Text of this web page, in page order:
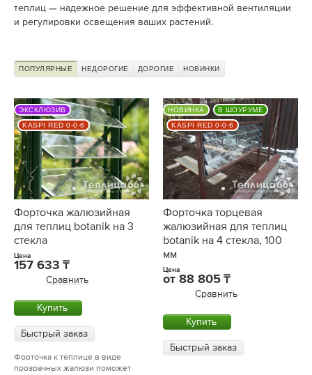
теплиц — надежное решение для эффективной вентиляции
и регулировки освещения ваших растений.
ПОПУЛЯРНЫЕ НЕДОРОГИЕ ДОРОГИЕ НОВИНКИ
Форточка жалюзийная
для теплиц botanik на 3
стекла
Цена
157 633
Сравнить
Купить
Быстрый заказ
Форточка к теплице в виде
прозрачных жалюзи поможет
ЭКСКЛЮЗИВ
KASPI RED 0-0-6
Форточка торцевая
жалюзийная для теплиц
botanik на 4 стекла, 100
мм
Цена
от 88 805
Сравнить
Купить
Быстрый заказ
НОВИНКА
В ШОУРУМЕ
KASPI RED 0-0-6